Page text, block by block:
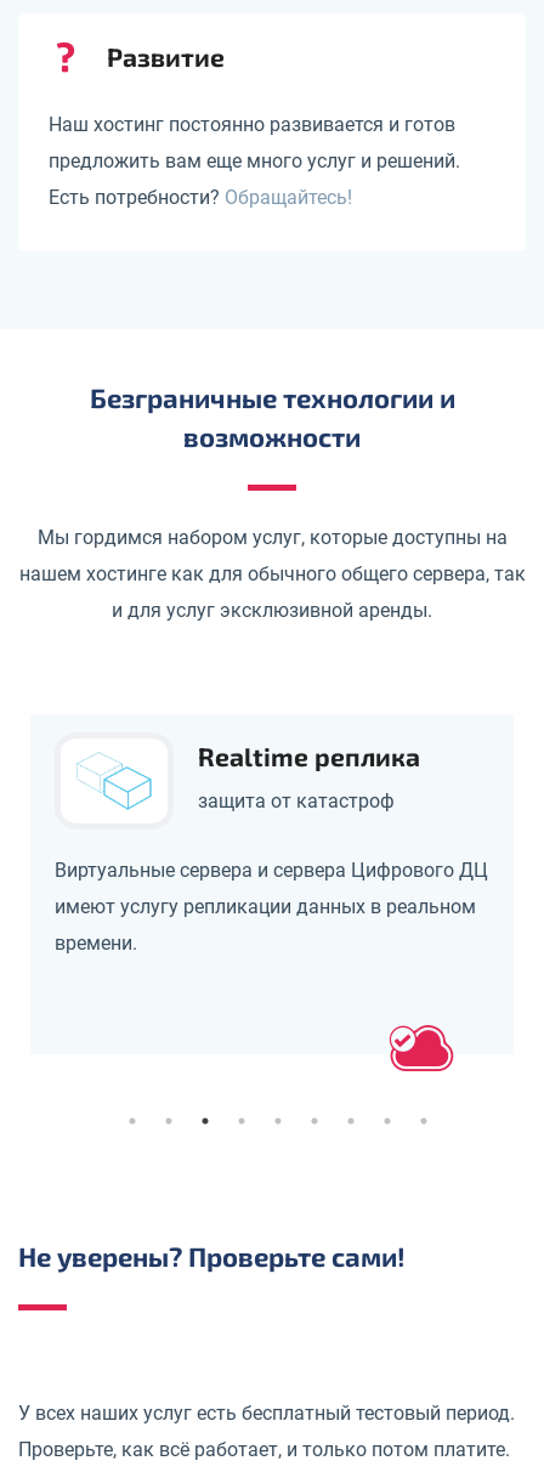
Развитие
Наш хостинг постоянно развивается и готов
предложить вам еще много услуг и решений.
Есть потребности? Обращайтесь!
Безграничные технологии и
возможности
Мы гордимся набором услуг, которые доступны на
нашем хостинге как для обычного общего сервера, так
и для услуг эксклюзивной аренды.
Realtime реплика
защита от катастроф
Виртуальные сервера и сервера Цифрового ДЦ
имеют услугу репликации данных в реальном
времени.
Не уверены? Проверьте сами!
У всех наших услуг есть бесплатный тестовый период.
Проверьте, как всё работает, и только потом платите.